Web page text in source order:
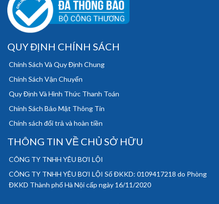
QUY ĐỊNH CHÍNH SÁCH
Chính Sách Và Quy Định Chung
Chính Sách Vận Chuyển
Quy Định Và Hình Thức Thanh Toán
Chính Sách Bảo Mật Thông Tin
Chính sách đổi trả và hoàn tiền
THÔNG TIN VỀ CHỦ SỞ HỮU
CÔNG TY TNHH YÊU BƠI LỘI
CÔNG TY TNHH YÊU BƠI LỘI Số ĐKKD: 0109417218 do Phòng
ĐKKD Thành phố Hà Nội cấp ngày 16/11/2020